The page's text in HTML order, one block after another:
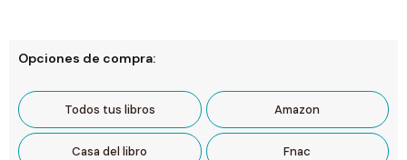
Opciones de compra:
Todos tus libros Amazon
Casa del libro Fnac